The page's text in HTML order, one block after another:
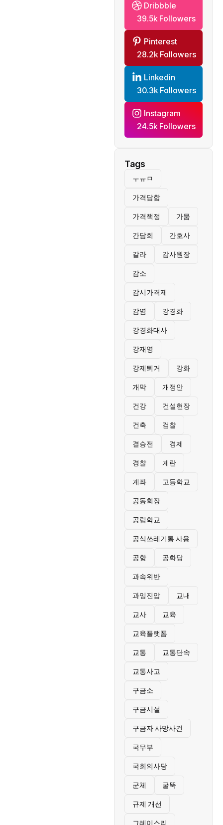
Dribbble
39.5k Followers
Pinterest
28.2k Followers
Linkedin
30.3k Followers
Instagram
24.5k Followers
Tags
ㅜㅠㅁ
가격담합
가격책정 가뭄
간담회 간호사
갈라 감사원장
감소
감시가격제
감염 강경화
강경화대사
강재영
강제퇴거 강화
개막 개정안
건강 건설현장
건축 검찰
결승전 경제
경찰 계란
계좌 고등학교
공동회장
공립학교
공식쓰레기통 사용
공항 공화당
과속위반
과잉진압 교내
교사 교육
교육플랫폼
교통 교통단속
교통사고
구금소
구금시설
구금자 사망사건
국무부
국회의사당
군체 굴뚝
규제 개선
그레이스리